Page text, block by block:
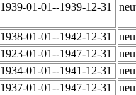
1939-01-01--1939-12-31
1938-01-01--1942-12-31
1923-01-01--1947-12-31
1934-01-01--1941-12-31
1937-01-01--1947-12-31